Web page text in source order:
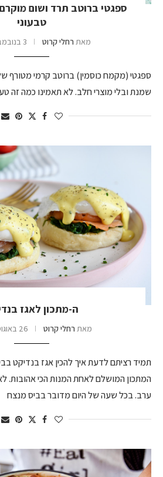
ספגטי ברוטב תרד ושום
טבעוני
מאת רחלי קרוט 3 בנובמבר 2019
ספגטי (מקמח כוסמין) ברוטב קרמי מטורף
שמנת ובלי מוצרי חלב. לא תאמינו כמה זה
ה-מתכון לאגז
מאת רחלי קרוט 26 באוגוסט 2019
תמיד רציתם לדעת איך להכין אגז בנדיקט
המתכון המושלם לאחת המנות הכי אהובות.
ערב. בכל שעה של היום מדובר בביס מנצח